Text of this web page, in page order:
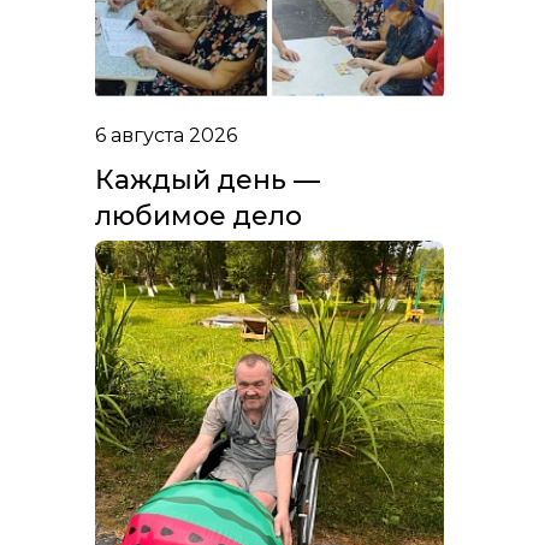
6 августа 2026
Каждый день —
любимое дело